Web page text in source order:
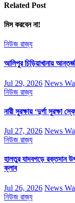
Related Post
মিস করবেন না!
নিউজ রাজ্য
আলিপুর চিড়িয়াখানায়
Jul 29, 2026 News
নিউজ রাজ্য
নারী সুরক্ষায় ‘দুর্গা সুরক্ষা
Jul 27, 2026 News
নিউজ রাজ্য
হালতুর যাদবগড়ে রক্তদান
ক্লাব
Jul 26, 2026 News
নিউজ রাজ্য